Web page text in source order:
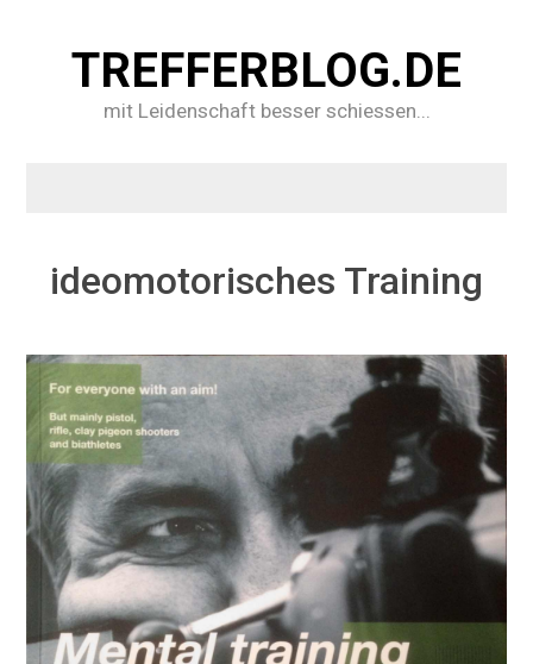
TREFFERBLOG.DE
mit Leidenschaft besser schiessen...
ideomotorisches Training